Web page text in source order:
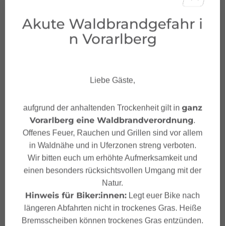
Urlaubserlebnisse in Österreich gewinnen.
JETZT MITMACHEN!
Dein Großes Walsertal
Newsletter
Akute Waldbrandgefahr i
n Vorarlberg
Liebe Gäste,
aufgrund der anhaltenden Trockenheit gilt in ganz
Vorarlberg eine Waldbrandverordnung.
Offenes Feuer, Rauchen und Grillen sind vor allem
in Waldnähe und in Uferzonen streng verboten.
Wir bitten euch um erhöhte Aufmerksamkeit und
einen besonders rücksichtsvollen Umgang mit der
Natur.
Hinweis für Biker:innen: Legt euer Bike nach
längeren Abfahrten nicht in trockenes Gras. Heiße
Bremsscheiben können trockenes Gras entzünden.